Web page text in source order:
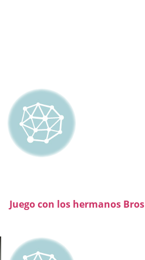
Juego con los hermanos Bros